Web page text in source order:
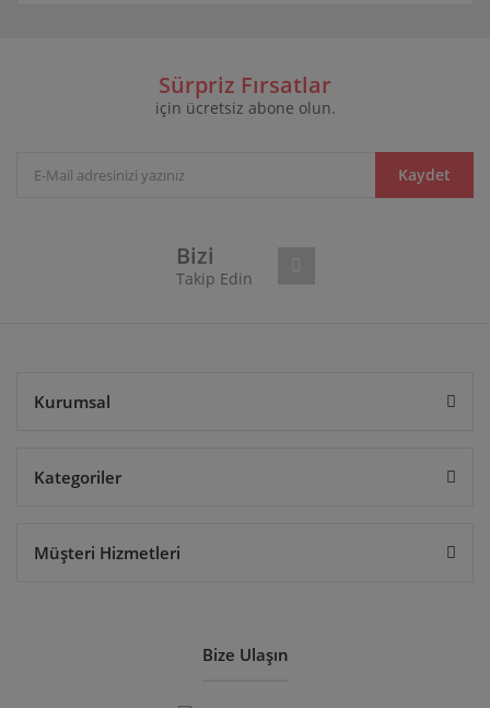
Yorum Yaz
Ürün resmi kalitesiz, bozuk veya görüntülenemiyor.
Ürün bilgilerinde hatalar bulunuyor.
Sürpriz Fırsatlar
için ücretsiz abone olun.
Kaydet
Bizi
Takip Edin
Kurumsal
Kategoriler
Müşteri Hizmetleri
Bize Ulaşın